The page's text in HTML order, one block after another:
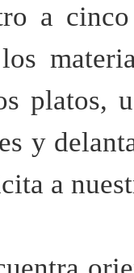
a
platos,
y
a